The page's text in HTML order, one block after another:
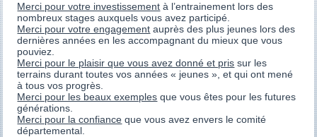
Merci pour votre investissement à l’entrainement lors des
nombreux stages auxquels vous avez participé.
Merci pour votre engagement auprès des plus jeunes lors des
dernières années en les accompagnant du mieux que vous
pouviez.
Merci pour le plaisir que vous avez donné et pris sur les
terrains durant toutes vos années « jeunes », et qui ont mené
à tous vos progrès.
Merci pour les beaux exemples que vous êtes pour les futures
générations.
Merci pour la confiance que vous avez envers le comité
départemental.